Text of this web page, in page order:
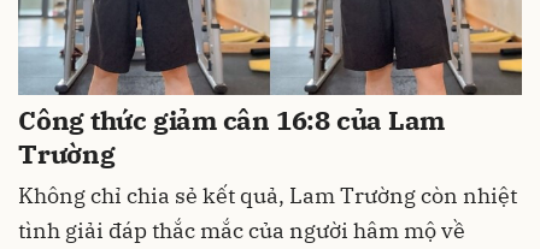
Công thức giảm cân 16:8 của Lam
Trường
Không chỉ chia sẻ kết quả, Lam Trường còn nhiệt
tình giải đáp thắc mắc của người hâm mộ về